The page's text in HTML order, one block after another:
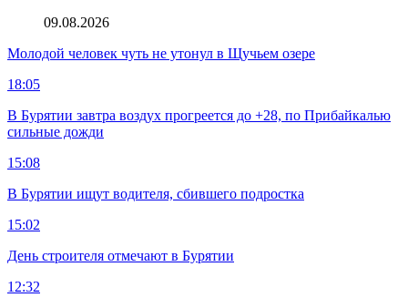
09.08.2026
Молодой человек чуть не утонул в Щучьем озере
18:05
В Бурятии завтра воздух прогреется до +28, по Прибайкалью
сильные дожди
15:08
В Бурятии ищут водителя, сбившего подростка
15:02
День строителя отмечают в Бурятии
12:32